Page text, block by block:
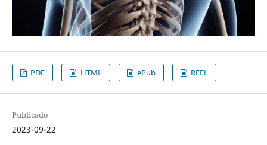
PDF HTML ePub REEL
Publicado
2023-09-22